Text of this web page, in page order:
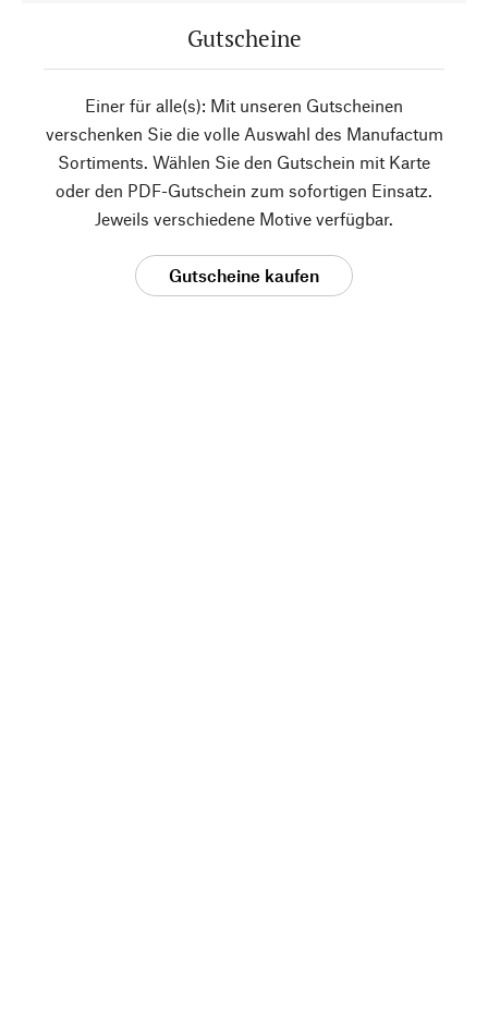
Gutscheine
Einer für alle(s): Mit unseren Gutscheinen
verschenken Sie die volle Auswahl des Manufactum
Sortiments. Wählen Sie den Gutschein mit Karte
oder den PDF-Gutschein zum sofortigen Einsatz.
Jeweils verschiedene Motive verfügbar.
Gutscheine kaufen